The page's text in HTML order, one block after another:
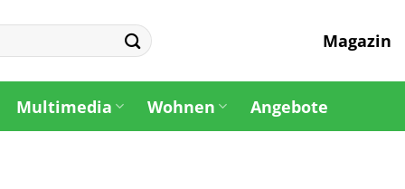
Magazin
Multimedia Wohnen Angebote